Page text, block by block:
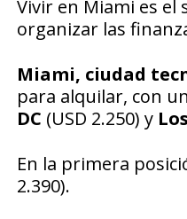
Vivir en Miami es
organizar las
Miami, ciudad
para alquilar, con
DC (USD 2.250) y
En la primera
2.390).